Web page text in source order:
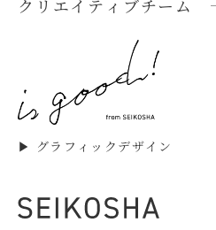
クリエイティブチーム
▶︎ グラフィックデザイン